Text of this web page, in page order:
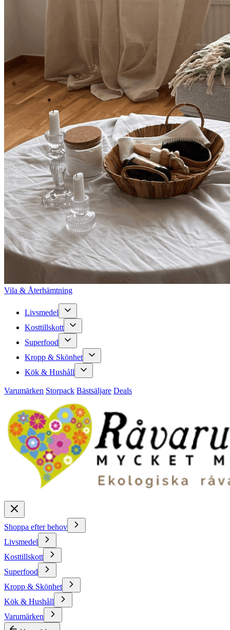
Vila & Återhämtning
Livsmedel
Kosttillskott
Superfood
Kropp & Skönhet
Kök & Hushåll
Varumärken Storpack Bästsäljare Deals
Shoppa efter behov
Livsmedel
Kosttillskott
Superfood
Kropp & Skönhet
Kök & Hushåll
Varumärken